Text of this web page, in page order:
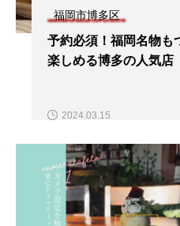
福岡市博多区
予約必須！福岡名物も
楽しめる博多の人気店
2024.03.15